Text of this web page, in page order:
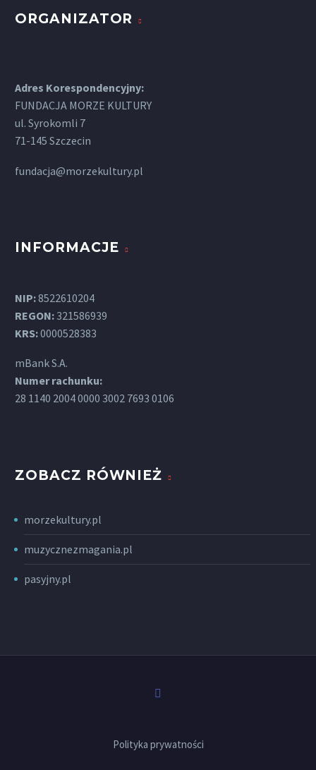
ORGANIZATOR
Adres Korespondencyjny:
FUNDACJA MORZE KULTURY
ul. Syrokomli 7
71-145 Szczecin
fundacja@morzekultury.pl
INFORMACJE
NIP:8522610204
REGON: 321586939
KRS:0000528383
mBank S.A.
Numer rachunku:
28 1140 2004 0000 3002 7693 0106
ZOBACZ RÓWNIEŻ
morzekultury.pl
muzycznezmagania.pl
pasyjny.pl
Polityka prywatności